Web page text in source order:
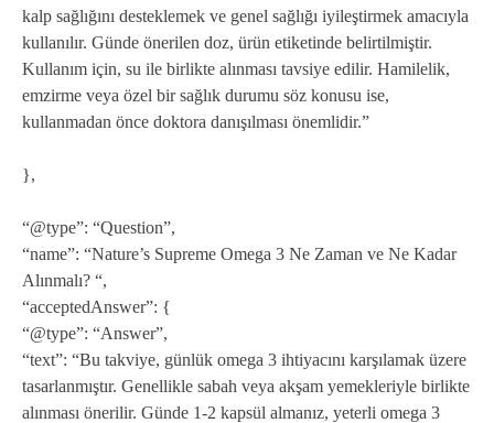
kalp sağlığını desteklemek ve genel sağlığı iyileştirmek amacıyla
kullanılır. Günde önerilen doz, ürün etiketinde belirtilmiştir.
Kullanım için, su ile birlikte alınması tavsiye edilir. Hamilelik,
emzirme veya özel bir sağlık durumu söz konusu ise,
kullanmadan önce doktora danışılması önemlidir.”
},
“@type”: “Question”,
“name”: “Nature’s Supreme Omega 3 Ne Zaman ve Ne Kadar
Alınmalı? “,
“acceptedAnswer”: {
“@type”: “Answer”,
“text”: “Bu takviye, günlük omega 3 ihtiyacını karşılamak üzere
tasarlanmıştır. Genellikle sabah veya akşam yemekleriyle birlikte
alınması önerilir. Günde 1-2 kapsül almanız, yeterli omega 3